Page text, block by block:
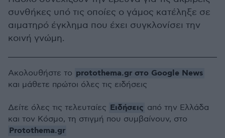
συνθήκες υπό τις οποίες ο γάμος κατέληξε σε
αιματηρό έγκλημα που έχει συγκλονίσει την
κοινή γνώμη.
Ακολουθήστε το protothema.gr στο Google News
και μάθετε πρώτοι όλες τις ειδήσεις
Δείτε όλες τις τελευταίες Ειδήσεις από την Ελλάδα
και τον Κόσμο, τη στιγμή που συμβαίνουν, στο
Protothema.gr